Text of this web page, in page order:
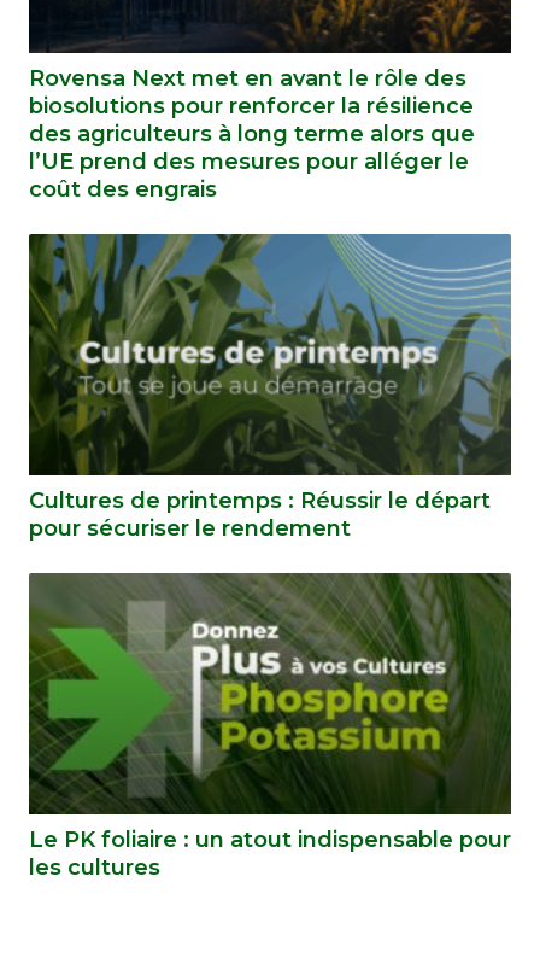
Rovensa Next met en avant le rôle des
biosolutions pour renforcer la résilience
des agriculteurs à long terme alors que
l’UE prend des mesures pour alléger le
coût des engrais
Cultures de printemps : Réussir le départ
pour sécuriser le rendement
Le PK foliaire : un atout indispensable pour
les cultures